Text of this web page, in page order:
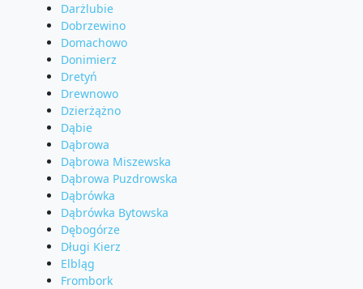
Darżlubie
Dobrzewino
Domachowo
Donimierz
Dretyń
Drewnowo
Dzierżążno
Dąbie
Dąbrowa
Dąbrowa Miszewska
Dąbrowa Puzdrowska
Dąbrówka
Dąbrówka Bytowska
Dębogórze
Długi Kierz
Elbląg
Frombork